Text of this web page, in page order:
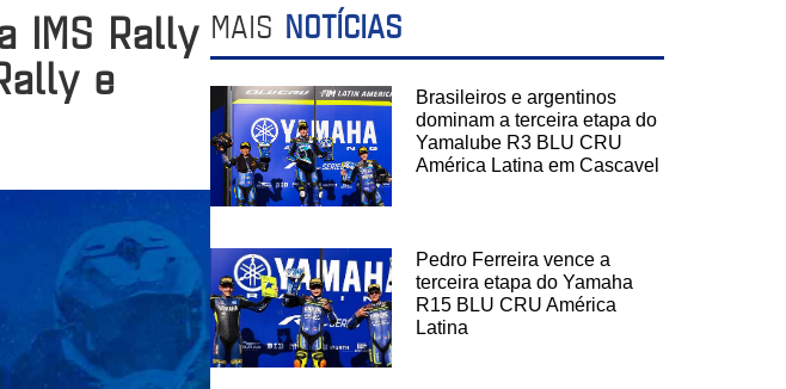
IMS Rally
e
MAIS NOTÍCIAS
Brasileiros e argentinos
dominam a terceira etapa do
Yamalube R3 BLU CRU
América Latina em Cascavel
Pedro Ferreira vence a
terceira etapa do Yamaha
R15 BLU CRU América
Latina